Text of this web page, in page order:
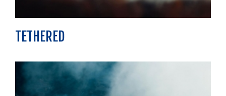
TETHERED